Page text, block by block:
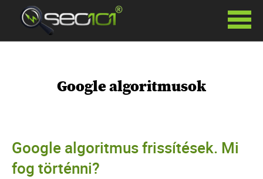
KERESŐOPTIMALIZÁLÁS
HAVIDÍJAS KERESŐOPTIMALIZÁLÁS
PR CIKKEK
LINKÉPÍTÉS
GOOGLE ADS
Google algoritmusok
Google algoritmus frissítések. Mi
fog történni?